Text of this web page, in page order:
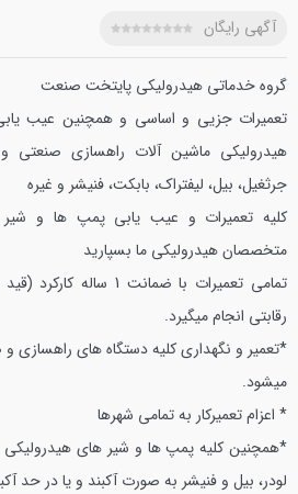
آگهی رایگان
گروه خدماتی هیدرولیکی پایتخت صنعت
تعمیرات جزیی و اساسی و همچنین عیب
هیدرولیکی ماشین آلات راهسازی صنعتی و
جرثغیل، بیل، لیفتراک، بابکت، فنیشر و غیره
کلیه تعمیرات و عیب یابی پمپ ها و
متخصصان هیدرولیکی ما بسپارید
تمامی تعمیرات با ضمانت
رقابتی انجام میگیرد.
*تعمیر و نگهداری کلیه دستگاه های راهسازی
میشود.
* اعزام تعمیرکار به تمامی شهرها
*همچنین کلیه پمپ ها و شیر های هیدرولیکی
لودر، بیل و فنیشر به صورت آکبند و یا در حد